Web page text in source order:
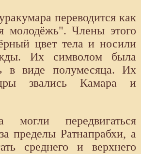
переводится как
молодёжь". Члены этого
цвет тела и носили
Их символом была
в виде полумесяца. Их
звались Камара и
могли передвигаться
пределы Ратнапрабхи, а
среднего и верхнего